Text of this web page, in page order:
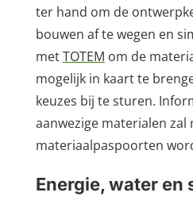
ter hand om de
bouwen af te wegen en
metTOTEM om de
mogelijk in kaart te
keuzes bij te sturen.
aanwezige materialen zal
materiaalpaspoorten
Energie, water